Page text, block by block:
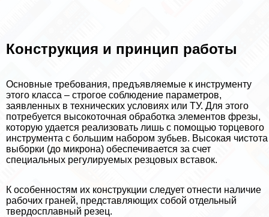
Конструкция и принцип работы
Основные требования, предъявляемые к инструменту
этого класса – строгое соблюдение параметров,
заявленных в технических условиях или ТУ. Для этого
потребуется высокоточная обработка элементов фрезы,
которую удается реализовать лишь с помощью торцевого
инструмента с большим набором зубьев. Высокая чистота
выборки (до микрона) обеспечивается за счет
специальных регулируемых резцовых вставок.
К особенностям их конструкции следует отнести наличие
рабочих граней, представляющих собой отдельный
твердосплавный резец.